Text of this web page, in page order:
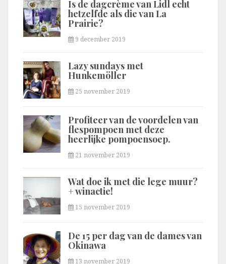
Is de dagcrème van Lidl echt
hetzelfde als die van La
Prairie?
9 december 2019
Lazy sundays met
Hunkemöller
25 november 2019
Profiteer van de voordelen van
flespompoen met deze
heerlijke pompoensoep.
21 november 2019
Wat doe ik met die lege muur?
+ winactie!
15 november 2019
De 15 per dag van de dames van
Okinawa
13 november 2019